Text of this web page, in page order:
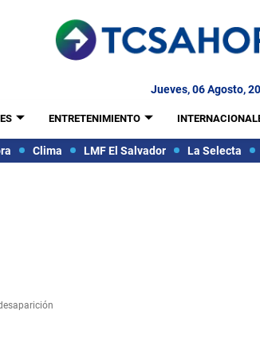
Jueves, 06 Agosto,
ENTRETENIMIENTO
Clima LMF El Salvador La Selecta